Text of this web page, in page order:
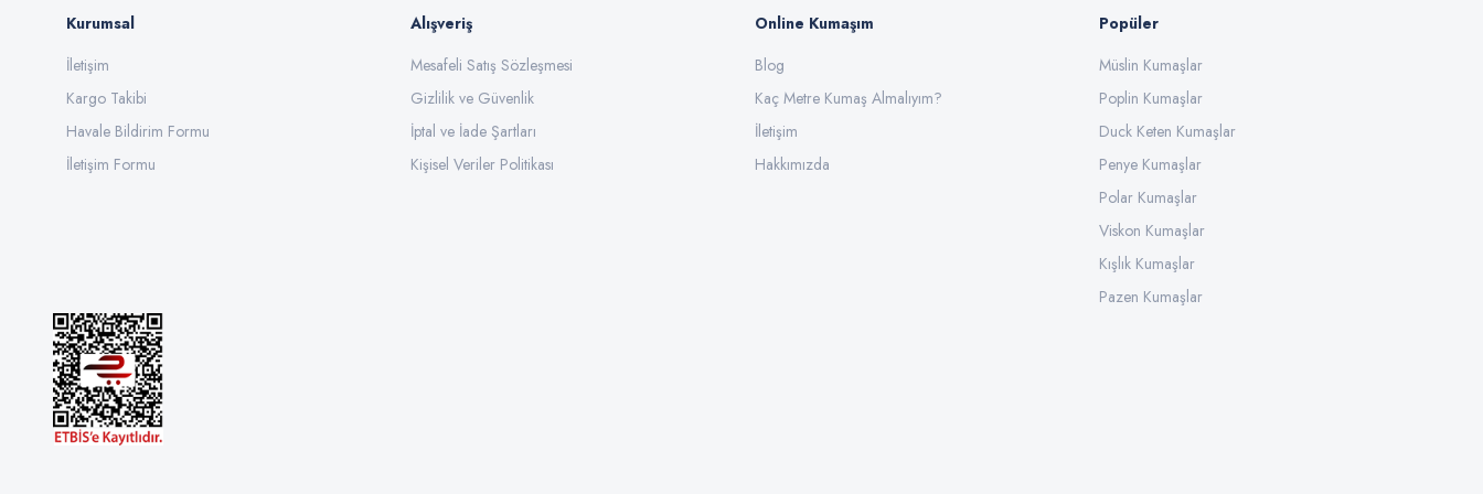
Gönder
Kurumsal
İletişim
Kargo Takibi
Havale Bildirim Formu
İletişim Formu
Alışveriş
Mesafeli Satış Sözleşmesi
Gizlilik ve Güvenlik
İptal ve İade Şartları
Kişisel Veriler Politikası
Online Kumaşım
Blog
Kaç Metre Kumaş Almalıyım?
İletişim
Hakkımızda
Popüler
Müslin Kumaşlar
Poplin Kumaşlar
Duck Keten Kumaşlar
Penye Kumaşlar
Polar Kumaşlar
Viskon Kumaşlar
Kışlık Kumaşlar
Pazen Kumaşlar